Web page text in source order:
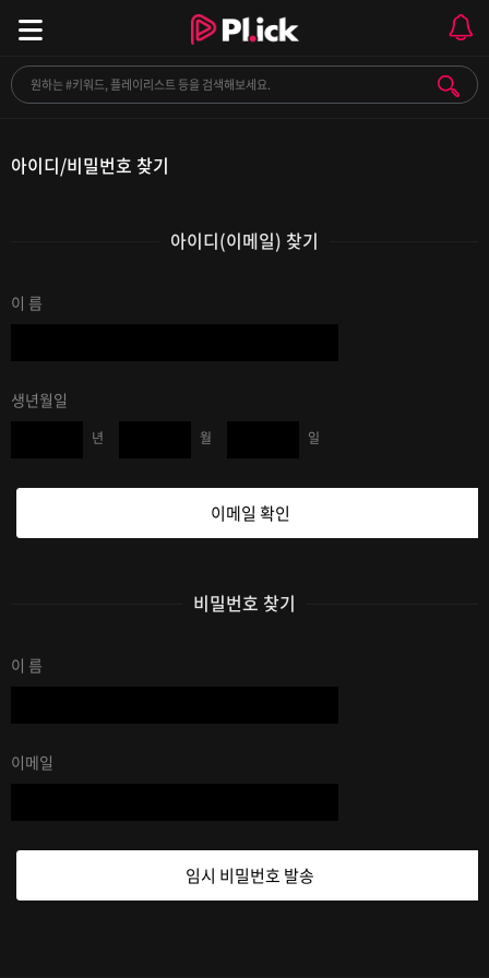
아이디/비밀번호 찾기
아이디(이메일) 찾기
이 름
생년월일
년 월 일
이메일 확인
비밀번호 찾기
이 름
이메일
임시 비밀번호 발송